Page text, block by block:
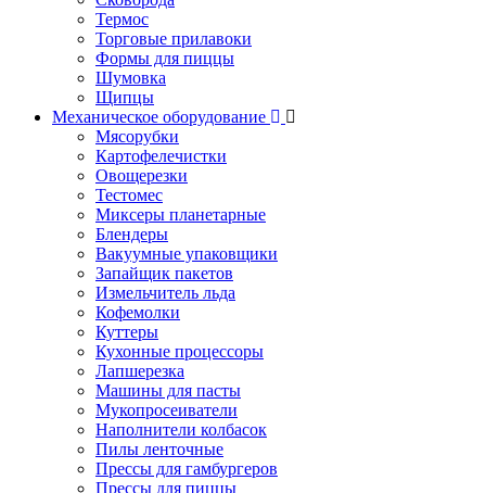
Термос
Торговые прилавоки
Формы для пиццы
Шумовка
Щипцы
Механическое оборудование
Мясорубки
Картофелечистки
Овощерезки
Тестомес
Миксеры планетарные
Блендеры
Вакуумные упаковщики
Запайщик пакетов
Измельчитель льда
Кофемолки
Куттеры
Кухонные процессоры
Лапшерезка
Машины для пасты
Мукопросеиватели
Наполнители колбасок
Пилы ленточные
Прессы для гамбургеров
Прессы для пиццы